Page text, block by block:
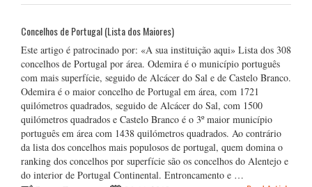
Concelhos de Portugal (Lista dos Maiores)
Este artigo é patrocinado por: «A sua instituição aqui» Lista dos 308
concelhos de Portugal por área. Odemira é o município português
com mais superfície, seguido de Alcácer do Sal e de Castelo Branco.
Odemira é o maior concelho de Portugal em área, com 1721
quilómetros quadrados, seguido de Alcácer do Sal, com 1500
quilómetros quadrados e Castelo Branco é o 3º maior município
português em área com 1438 quilómetros quadrados. Ao contrário
da lista dos concelhos mais populosos de portugal, quem domina o
ranking dos concelhos por superfície são os concelhos do Alentejo e
do interior de Portugal Continental. Entroncamento e …